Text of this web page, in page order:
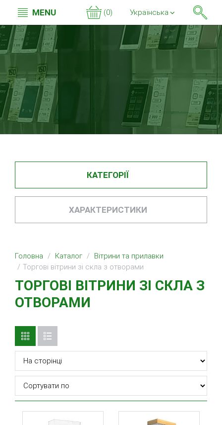
MENU (0) Українська
КАТЕГОРІЇ
ХАРАКТЕРИСТИКИ
Головна Каталог
Вітрини та прилавки
Торгові вітрини зі скла з отворами
ТОРГОВІ ВІТРИНИ ЗІ СКЛА З
ОТВОРАМИ